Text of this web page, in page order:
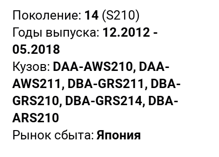
Поколение: 14 (S210)
Годы выпуска: 12.2012 -
05.2018
Кузов: DAA-AWS210, DAA-
AWS211, DBA-GRS211, DBA-
GRS210, DBA-GRS214, DBA-
ARS210
Рынок сбыта:Япония